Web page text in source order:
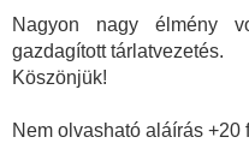
Nagyon nagy élmény
gazdagított tárlatvezetés.
Köszönjük!
Nem olvasható aláírás +20